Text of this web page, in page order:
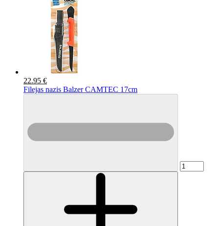
22.95 €
Filejas nazis Balzer CAMTEC 17cm